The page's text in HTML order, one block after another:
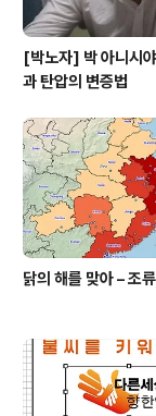
[박노자] 박 아니시
과 탄압의 변증법
닭의 해를 맞아 – 조